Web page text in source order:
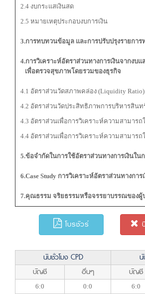
2.4 งบกระแสเงินสด
2.5 หมายเหตุประกอบงบการเงิน
3.การทบทวนข้อมูล และการปรับปรุงรายกา
4.การวิเคราะห์อัตราส่วนทางการเงินจากงบ
เพื่อตรวจสุขภาพโดยรวมของธุรกิจ
4.1 อัตราส่วนวัดสภาพคล่อง (Liquidity Ratio)
4.2 อัตราส่วนวัดประสิทธิภาพการบริหารสินทรั
4.3 อัตราส่วนเพื่อการวิเคราะห์ความสามารถ
4.4 อัตราส่วนเพื่อการวิเคราะห์ความสามารถ
5.ข้อจำกัดในการใช้อัตราส่วนทางการเงินในก
6.Case Study การวิเคราะห์อัตราส่วนทางการ
7.คุณธรรม จริยธรรมหรือจรรยาบรรณของ
โบรชัวร์
นับชั่วโมง CPD
นั
บัญชี
อื่นๆ บัญชี
6:0 0:0 6:0